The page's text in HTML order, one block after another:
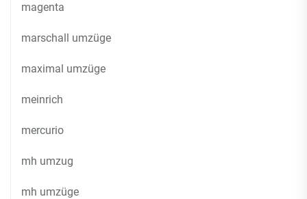
magenta
marschall umzüge
maximal umzüge
meinrich
mercurio
mh umzug
mh umzüge